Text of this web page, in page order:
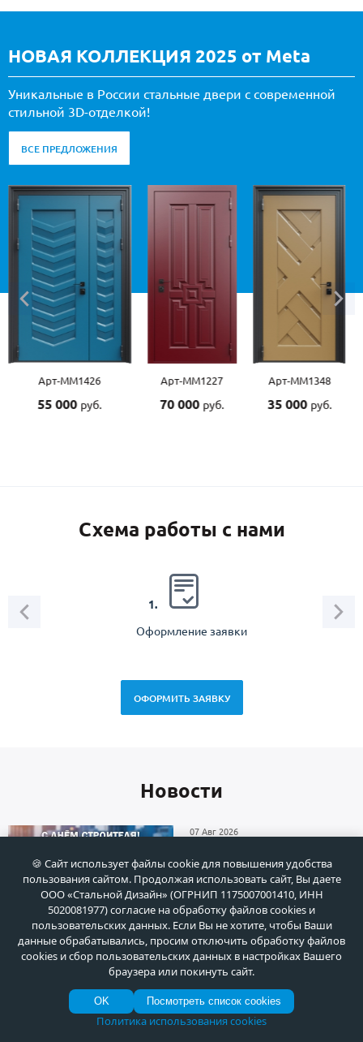
НОВАЯ КОЛЛЕКЦИЯ 2025 от Meta
Уникальные в России стальные двери с современной
стильной 3D-отделкой!
ВСЕ ПРЕДЛОЖЕНИЯ
Арт-ММ1426
55 000руб.
Арт-ММ1227
70 000руб.
Арт-ММ1348
35 000руб.
Схема работы с нами
1.
Оформление заявки
ОФОРМИТЬ ЗАЯВКУ
Новоcти
07 Авг 2026
архитектуру будущего
30 Июл 2026
Установка парадных дверей в
коттеджном поселке Раздоры
🍪 Сайт использует файлы cookie для повышения удобства
пользования сайтом. Продолжая использовать сайт, Вы даете
ООО «Стальной Дизайн» (ОГРНИП 1175007001410, ИНН
5020081977) согласие на обработку файлов cookies и
пользовательских данных. Если Вы не хотите, чтобы Ваши
данные обрабатывались, просим отключить обработку файлов
cookies и сбор пользовательских данных в настройках Вашего
браузера или покинуть сайт.
OK Посмотреть список cookies
Политика использования cookies